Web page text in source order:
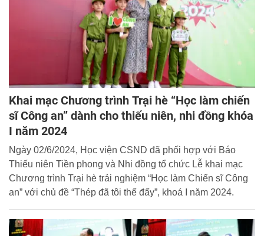
Khai mạc Chương trình Trại hè “Học làm chiến
sĩ Công an” dành cho thiếu niên, nhi đồng khóa
I năm 2024
Ngày 02/6/2024, Học viện CSND đã phối hợp với Báo
Thiếu niên Tiền phong và Nhi đồng tổ chức Lễ khai mạc
Chương trình Trại hè trải nghiệm “Học làm Chiến sĩ Công
an” với chủ đề “Thép đã tôi thế đấy”, khoá I năm 2024.